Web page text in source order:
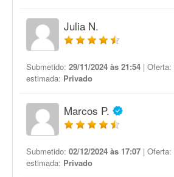
Julia N.
Submetido: 29/11/2024 às 21:54 | Oferta:
estimada: Privado
Marcos P.
Submetido: 02/12/2024 às 17:07 | Oferta:
estimada: Privado